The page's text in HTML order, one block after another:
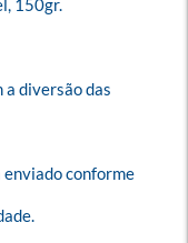
150gr.
a diversão das
conforme